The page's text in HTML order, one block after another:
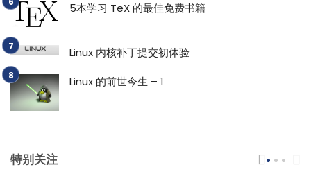
5本学习 TeX 的最佳免费书籍
Linux 内核补丁提交初体验
Linux 的前世今生 – 1
特别关注